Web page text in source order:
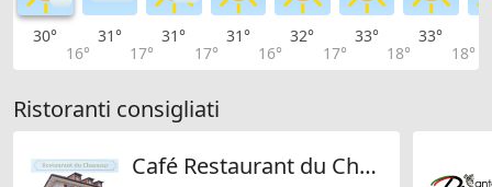
30°
16°
31°
17°
31°
17°
31°
16°
32°
17°
33°
18°
33°
18°
Ristoranti consigliati
Café Restaurant du Chasseur